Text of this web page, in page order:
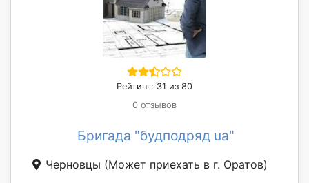
Рейтинг: 31 из 80
0 отзывов
Бригада "будподряд ua"
Черновцы (Может приехать в г. Оратов)